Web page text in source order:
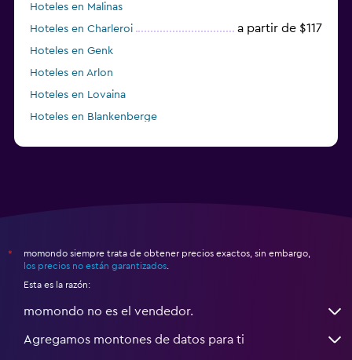
Hoteles en Malinas
Hoteles en Charleroi
a partir de $117
Hoteles en Genk
Hoteles en Arlon
Hoteles en Lovaina
Hoteles en Blankenberge
*
momondo siempre trata de obtener precios exactos, sin embargo,
los precios no están garantizados
Esta es la razón:
momondo no es el vendedor.
Agregamos montones de datos para ti